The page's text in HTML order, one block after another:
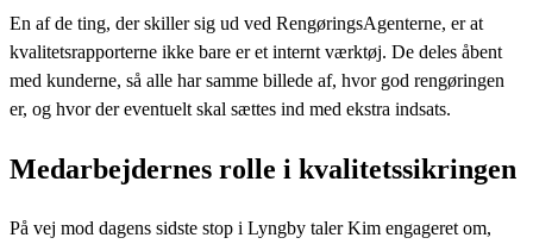
En af de ting, der skiller sig ud ved RengøringsAgenterne, er at
kvalitetsrapporterne ikke bare er et internt værktøj. De deles åbent
med kunderne, så alle har samme billede af, hvor god rengøringen
er, og hvor der eventuelt skal sættes ind med ekstra indsats.
Medarbejdernes rolle i kvalitetssikringen
På vej mod dagens sidste stop i Lyngby taler Kim engageret om,